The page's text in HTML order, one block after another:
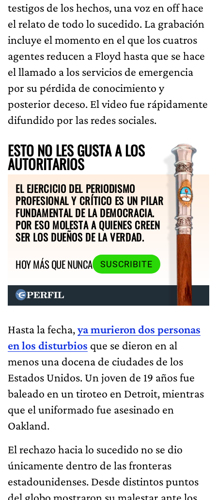
testigos de los hechos, una voz en off hace
el relato de todo lo sucedido. La grabación
incluye el momento en el que los cuatros
agentes reducen a Floyd hasta que se hace
el llamado a los servicios de emergencia
por su pérdida de conocimiento y
posterior deceso. El video fue rápidamente
difundido por las redes sociales.
ESTO NO LES GUSTA A LOS
AUTORITARIOS
EL EJERCICIO DEL PERIODISMO
PROFESIONAL Y CRÍTICO ES UN PILAR
FUNDAMENTAL DE LA DEMOCRACIA.
POR ESO MOLESTA A QUIENES CREEN
SER LOS DUEÑOS DE LA VERDAD.
HOY MÁS QUE NUNCA
SUSCRIBITE
Hasta la fecha,ya murieron dos personas
en los disturbios que se dieron en al
menos una docena de ciudades de los
Estados Unidos. Un joven de 19 años fue
baleado en un tiroteo en Detroit, mientras
que el uniformado fue asesinado en
Oakland.
El rechazo hacia lo sucedido no se dio
únicamente dentro de las fronteras
estadounidenses. Desde distintos puntos
del globo mostraron su malestar ante los